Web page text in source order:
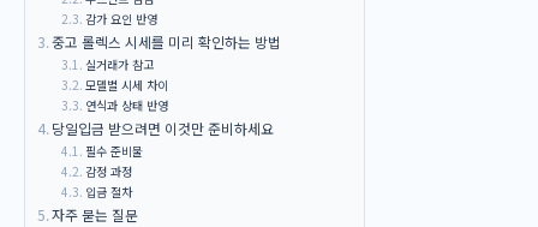
감가 요인 반영
중고 롤렉스 시세를 미리 확인하는 방법
실거래가 참고
모델별 시세 차이
연식과 상태 반영
당일입금 받으려면 이것만 준비하세요
필수 준비물
감정 과정
입금 절차
자주 묻는 질문